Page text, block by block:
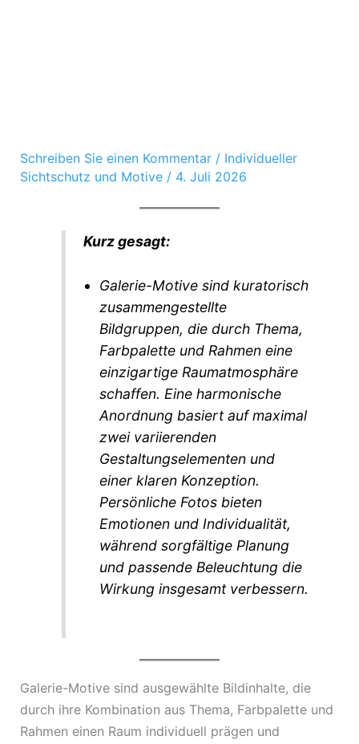
Schreiben Sie einen Kommentar / Individueller
Sichtschutz und Motive/ 4. Juli 2026
Kurz gesagt:
Galerie-Motive sind kuratorisch
zusammengestellte
Bildgruppen, die durch Thema,
Farbpalette und Rahmen eine
einzigartige Raumatmosphäre
schaffen. Eine harmonische
Anordnung basiert auf maximal
zwei variierenden
Gestaltungselementen und
einer klaren Konzeption.
Persönliche Fotos bieten
Emotionen und Individualität,
während sorgfältige Planung
und passende Beleuchtung die
Wirkung insgesamt verbessern.
Galerie-Motive sind ausgewählte Bildinhalte, die
durch ihre Kombination aus Thema, Farbpalette und
Rahmen einen Raum individuell prägen und